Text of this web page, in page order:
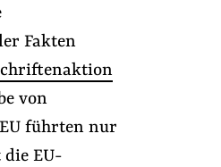
Fakten
von
führten nur
die EU-